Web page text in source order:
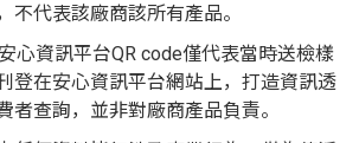
不代表該廠商該所有產品。
心資訊平台QR code僅代表當時送檢樣
登在安心資訊平台網站上，打造資訊透
者查詢，並非對廠商產品負責。